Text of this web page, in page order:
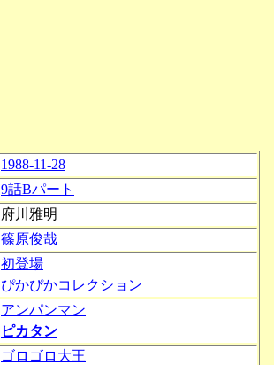
1988-11-28
9話Bパート
府川雅明
篠原俊哉
初登場
ぴかぴかコレクション
アンパンマン
ピカタン
ゴロゴロ大王